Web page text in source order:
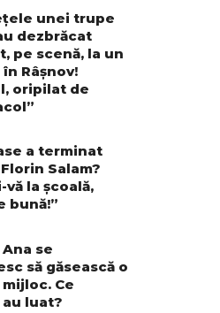
unei trupe
dezbrăcat
pe scenă, la un
Râșnov!
oripilat de
a terminat
Salam?
vă la școală,
bună!”
se
să găsească o
Ce
luat?